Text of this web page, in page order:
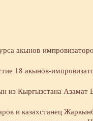
18
из Кыргызстана Азамат
и казахстанец